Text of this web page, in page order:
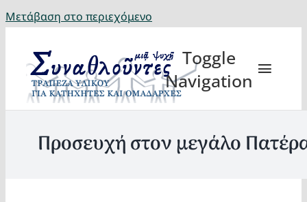
Μετάβαση στο περιεχόμενο
Toggle
Navigation
Προσευχή στον μεγάλο